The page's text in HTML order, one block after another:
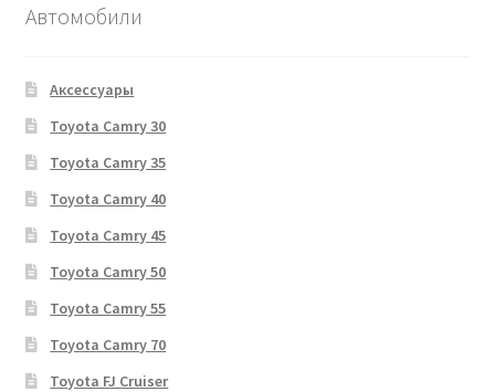
Автомобили
Аксессуары
Toyota Camry 30
Toyota Camry 35
Toyota Camry 40
Toyota Camry 45
Toyota Camry 50
Toyota Camry 55
Toyota Camry 70
Toyota FJ Cruiser